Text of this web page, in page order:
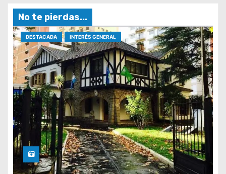
No te pierdas...
DESTACADA INTERÉS GENERAL